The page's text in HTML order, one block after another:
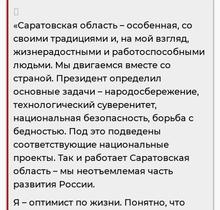
«Саратовская область – особенная, со
своими традициями и, на мой взгляд,
жизнерадостными и работоспособными
людьми. Мы двигаемся вместе со
страной. Президент определил
основные задачи – народосбережение,
технологический суверенитет,
национальная безопасность, борьба с
бедностью. Под это подведены
соответствующие национальные
проекты. Так и работает Саратовская
область – мы неотъемлемая часть
развития России.
Я – оптимист по жизни. Понятно, что